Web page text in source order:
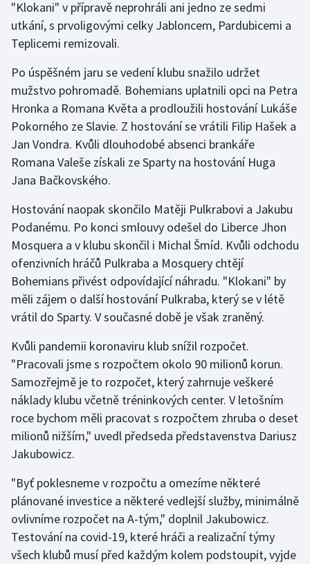
Stolní tenis
Triatlon
Veslování
Vodní slalom
Volejbal
Ostatní
"Klokani" v přípravě neprohráli ani jedno ze sedmi
utkání, s prvoligovými celky Jabloncem, Pardubicemi a
Teplicemi remizovali.
Po úspěšném jaru se vedení klubu snažilo udržet
mužstvo pohromadě. Bohemians uplatnili opci na Petra
Hronka a Romana Květa a prodloužili hostování Lukáše
Pokorného ze Slavie. Z hostování se vrátili Filip Hašek a
Jan Vondra. Kvůli dlouhodobé absenci brankáře
Romana Valeše získali ze Sparty na hostování Huga
Jana Bačkovského.
Hostování naopak skončilo Matěji Pulkrabovi a Jakubu
Podanému. Po konci smlouvy odešel do Liberce Jhon
Mosquera a v klubu skončil i Michal Šmíd. Kvůli odchodu
ofenzivních hráčů Pulkraba a Mosquery chtějí
Bohemians přivést odpovídající náhradu. "Klokani" by
měli zájem o další hostování Pulkraba, který se v létě
vrátil do Sparty. V současné době je však zraněný.
Kvůli pandemii koronaviru klub snížil rozpočet.
"Pracovali jsme s rozpočtem okolo 90 milionů korun.
Samozřejmě je to rozpočet, který zahrnuje veškeré
náklady klubu včetně tréninkových center. V letošním
roce bychom měli pracovat s rozpočtem zhruba o deset
milionů nižším," uvedl předseda představenstva Dariusz
Jakubowicz.
"Byť poklesneme v rozpočtu a omezíme některé
plánované investice a některé vedlejší služby, minimálně
ovlivníme rozpočet na A-tým," doplnil Jakubowicz.
Testování na covid-19, které hráči a realizační týmy
všech klubů musí před každým kolem podstoupit, vyjde